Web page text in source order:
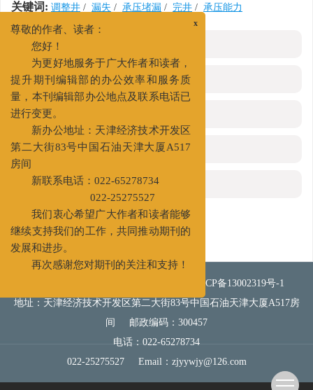
关键词: 调整井 / 漏失 / 承压堵漏 / 完井 / 承压能力
HTML全文
参考文献(0)
相关文章
施引文献
资源附件(0)
津ICP备13002319号-1
地址：天津经济技术开发区第二大街83号中国石油天津大厦A517房
间
邮政编码：300457
电话：022-65278734
022-25275527
Email： zjyywjy@126.com
尊敬的作者、读者：
您好！
为更好地服务于广大作者和读者，
提升期刊编辑部的办公效率和服务质
量，本刊编辑部办公地点及联系电话已
进行变更。
新办公地址：天津经济技术开发区
第二大街83号中国石油天津大厦A517
房间
新联系电话：022-65278734
022-25275527
我们衷心希望广大作者和读者能够
继续支持我们的工作，共同推动期刊的
发展和进步。
再次感谢您对期刊的关注和支持！